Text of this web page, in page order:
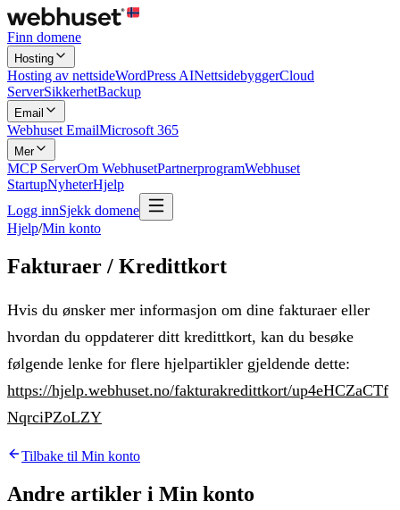
Finn domene
Hosting
Hosting av nettsideWordPress AINettsidebyggerCloud
ServerSikkerhetBackup
Email
Webhuset EmailMicrosoft 365
Mer
MCP ServerOm WebhusetPartnerprogramWebhuset
StartupNyheterHjelp
Logg innSjekk domene
Hjelp/Min konto
Fakturaer / Kredittkort
Hvis du ønsker mer informasjon om dine fakturaer eller
hvordan du oppdaterer ditt kredittkort, kan du besøke
følgende lenke for flere hjelpartikler gjeldende dette:
https://hjelp.webhuset.no/fakturakredittkort/up4eHCZaCTf
NqrciPZoLZY
Tilbake til Min konto
Andre artikler i Min konto